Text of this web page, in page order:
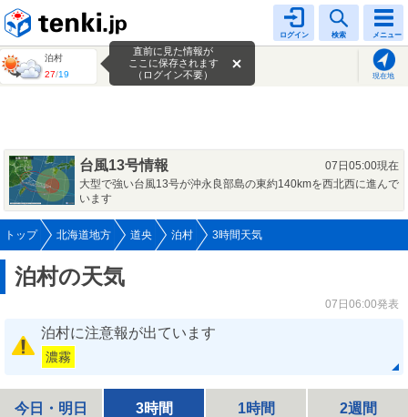
ログイン 検索 メニュー
泊村
27/19 現在地
直前に見た情報が
ここに保存されます
（ログイン不要）
台風13号情報
07日05:00現在
大型で強い台風13号が沖永良部島の東約140kmを西北西に進んで
います
トップ 北海道地方 道央 泊村 3時間天気
泊村の天気
07日06:00発表
泊村に注意報が出ています
濃霧
今日・明日 3時間 1時間 2週間